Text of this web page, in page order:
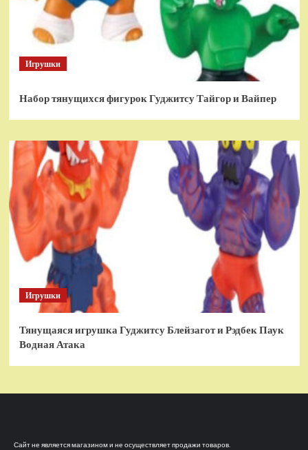
Игрушки
Набор тянущихся фигурок Гуджитсу Тайгор и Вайпер
Игрушки
Тянущаяся игрушка Гуджитсу Блейзагот и Рэдбек Паук
Водная Атака
Сайт не является магазином и не осуществляет продажи товаров.